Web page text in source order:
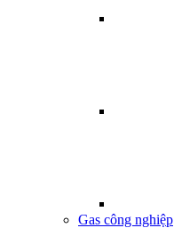
Gas công nghiệp